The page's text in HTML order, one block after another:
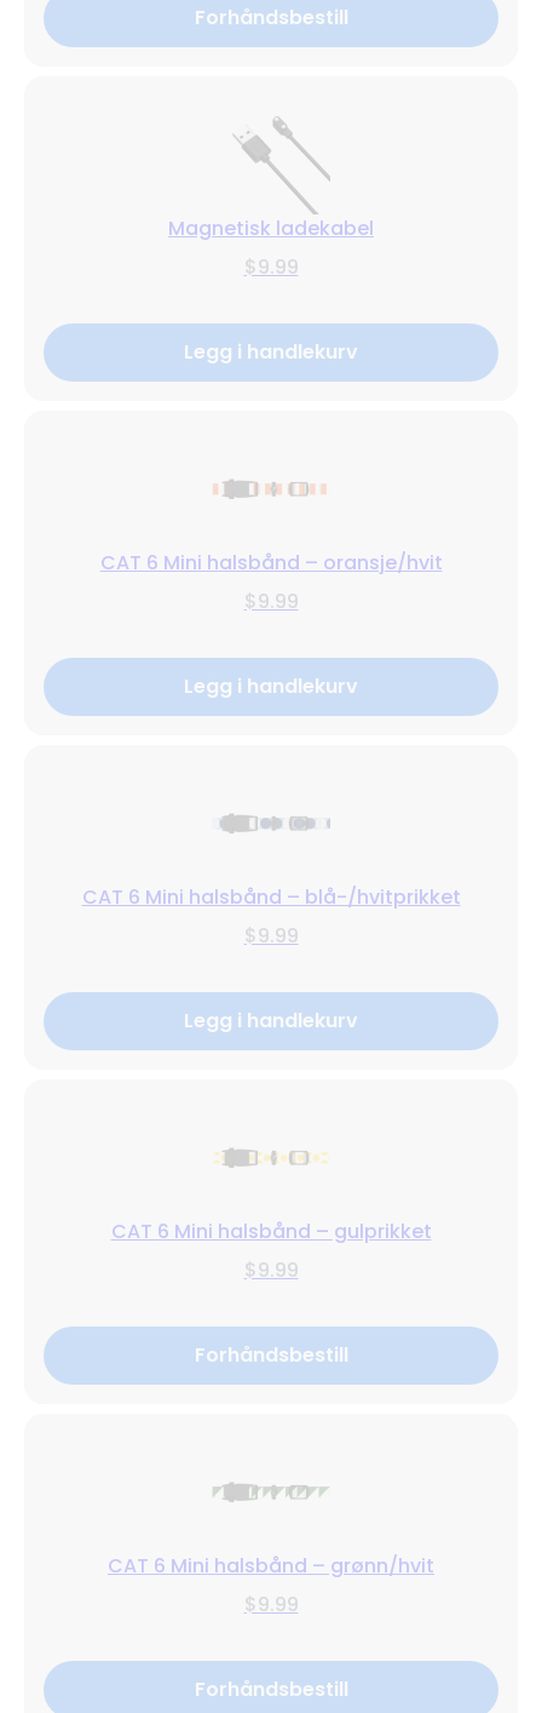
Forhåndsbestill
Magnetisk ladekabel
$9.99
Legg i handlekurv
CAT 6 Mini halsbånd – oransje/hvit
$9.99
Legg i handlekurv
CAT 6 Mini halsbånd – blå-/hvitprikket
$9.99
Legg i handlekurv
CAT 6 Mini halsbånd – gulprikket
$9.99
Forhåndsbestill
CAT 6 Mini halsbånd – grønn/hvit
$9.99
Forhåndsbestill